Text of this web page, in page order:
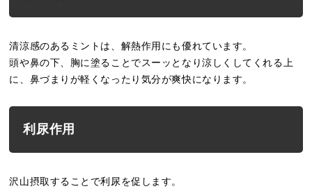
清涼感のあるミントは、解熱作用にも優れています。
頭や鼻の下、胸に塗ることでスーッとなり涼しくしてくれる上
に、鼻づまりが軽くなったり気分が爽快になります。
利尿作用
沢山摂取することで利尿を促します。